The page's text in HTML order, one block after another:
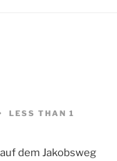
LESS THAN 1
dem Jakobsweg